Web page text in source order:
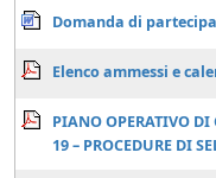
Domanda di
Elenco ammessi e
PIANO OPERATIVO DI
19 – PROCEDURE DI